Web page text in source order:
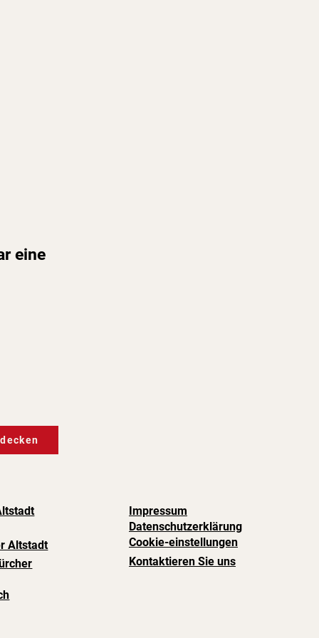
eine
Altstadt
Impressum
Datenschutzerklärung
Cookie-einstellungen
Kontaktieren Sie uns